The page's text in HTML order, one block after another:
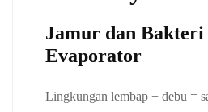
Jamur dan Bakteri
Evaporator
Lingkungan lembap + debu =